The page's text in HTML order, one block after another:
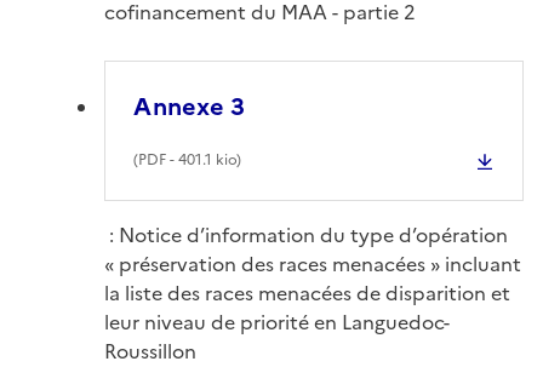
cofinancement du MAA - partie 2
Annexe 3
(PDF- 401.1 kio)
: Notice d’information du type d’opération
« préservation des races menacées » incluant
la liste des races menacées de disparition et
leur niveau de priorité en Languedoc-
Roussillon